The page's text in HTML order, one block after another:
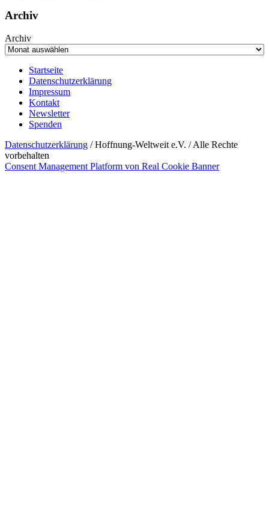
Archiv
Archiv
Startseite
Datenschutzerklärung
Impressum
Kontakt
Newsletter
Spenden
Datenschutzerklärung / Hoffnung-Weltweit e.V. / Alle Rechte
vorbehalten
Consent Management Platform von Real Cookie Banner